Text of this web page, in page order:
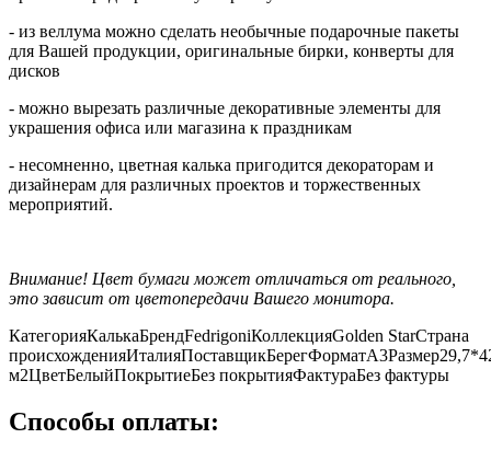
- из веллума можно сделать необычные подарочные пакеты
для Вашей продукции, оригинальные бирки, конверты для
дисков
- можно вырезать различные декоративные элементы для
украшения офиса или магазина к праздникам
- несомненно, цветная калька пригодится декораторам и
дизайнерам для различных проектов и торжественных
мероприятий.
Внимание! Цвет бумаги может отличаться от реального,
это зависит от цветопередачи Вашего монитора.
КатегорияКалькаБрендFedrigoniКоллекцияGolden StarСтрана
происхожденияИталияПоставщикБерегФорматА3Размер
м2ЦветБелыйПокрытиеБез покрытияФактураБез фактуры
Способы оплаты: